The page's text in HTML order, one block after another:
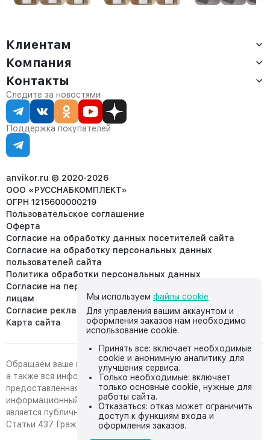
амаретто
Клиентам
Доставка
Оплата
Сервис
Статус заказа
Статьи
Компания
О компании
Контакты
Партнёрам
Контакты
Отдел продаж:
8 (800) 234-22-62
corp@anvikor.ru
Ежедневно, с 7:00-19:00 (МСК)
Отдел рекламации:
8 (953) 455-25-61
Следите за новостями
Поддержка покупателей
anvikor.ru © 2020-2026
ООО «РУССНАБКОМПЛЕКТ»
ОГРН 1215600000219
Пользовательское соглашение
Оферта
Согласие на обработку данных посетителей сайта
Согласие на обработку персональных данных
пользователей сайта
Политика обработки персональных данных
Согласие на передачу персональных данных третьим
лицам
Согласие реклама
Карта сайта
Обращаем ваше внимание на то, что данный интернет-сайт,
а также вся информация о товарах и ценах,
предоставленная на нём, носит исключительно
информационный характер и ни при каких условиях не
является публичной офертой, определяемой положениями
Статьи 437 Гражданского кодекса Российской Федерации.
Мы используем файлы cookie
Для управления вашим аккаунтом и
оформления заказов нам необходимо
использование cookie.
Принять все: включает необходимые
cookie и анонимную аналитику для
улучшения сервиса.
Только необходимые: включает
только основные cookie, нужные для
работы сайта.
Отказаться: отказ может ограничить
доступ к функциям входа и
оформления заказов.